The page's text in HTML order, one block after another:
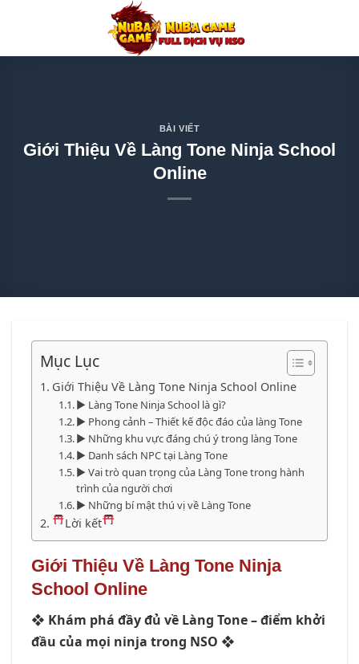
nội
BÀI VIẾT
Giới Thiệu Về Làng Tone Ninja School
Online
Mục Lục
Giới Thiệu Về Làng Tone Ninja School Online
▶ Làng Tone Ninja School là gì?
▶ Phong cảnh – Thiết kế độc đáo của làng Tone
▶ Những khu vực đáng chú ý trong làng Tone
▶ Danh sách NPC tại Làng Tone
▶ Vai trò quan trọng của Làng Tone trong hành
trình của người chơi
▶ Những bí mật thú vị về Làng Tone
Lời kết
Giới Thiệu Về Làng Tone Ninja
School Online
❖ Khám phá đầy đủ về Làng Tone – điểm khởi
đầu của mọi ninja trong NSO ❖